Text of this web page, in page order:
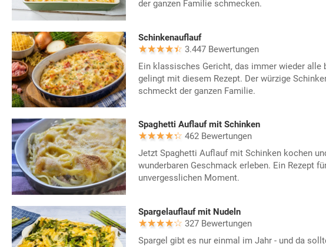
der ganzen Familie schmecken.
Schinkenauflauf
3.447 Bewertungen
Ein klassisches Gericht, das immer wieder alle
gelingt mit diesem Rezept. Der würzige
schmeckt der ganzen Familie.
Spaghetti Auflauf mit Schinken
462 Bewertungen
Jetzt Spaghetti Auflauf mit Schinken kochen
wunderbaren Geschmack erleben. Ein Rezept
unvergesslichen Moment.
Spargelauflauf mit Nudeln
327 Bewertungen
Spargel gibt es nur einmal im Jahr - und da